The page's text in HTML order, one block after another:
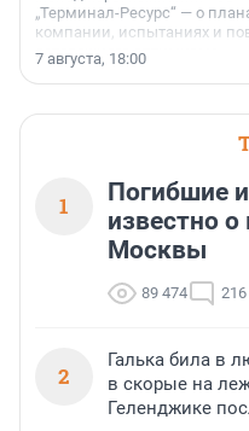
„Терминал-Ресурс“ — о
компании, испытаниях и
осторожного оптимизма.
7 августа, 18:00
1
Погибшие
известно
Москвы
89 474 216
2
Галька била в
в скорые на
Геленджике